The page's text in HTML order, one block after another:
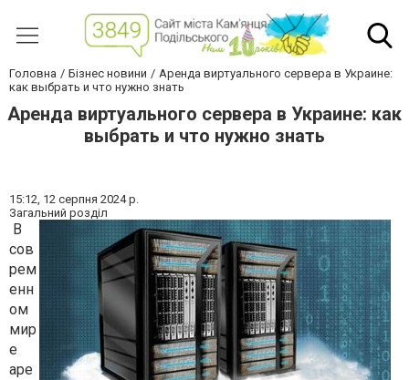
Головна Бізнес новини
Аренда виртуального сервера в Украине:
как выбрать и что нужно знать
Аренда виртуального сервера в Украине: как
выбрать и что нужно знать
15:12, 12 серпня 2024 р.
Загальний розділ
В
сов
рем
енн
ом
мир
е
аре